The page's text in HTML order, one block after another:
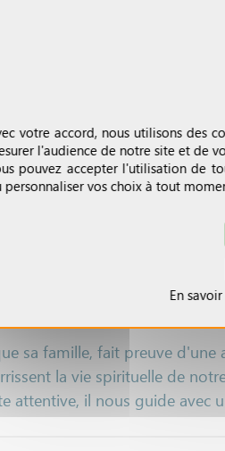
votre accord, nous utilisons des
l'audience de notre site et de
pouvez accepter l'utilisation de
personnaliser vos choix à tout
En
sa famille, fait preuve
la vie spirituelle de
attentive, il nous guide avec